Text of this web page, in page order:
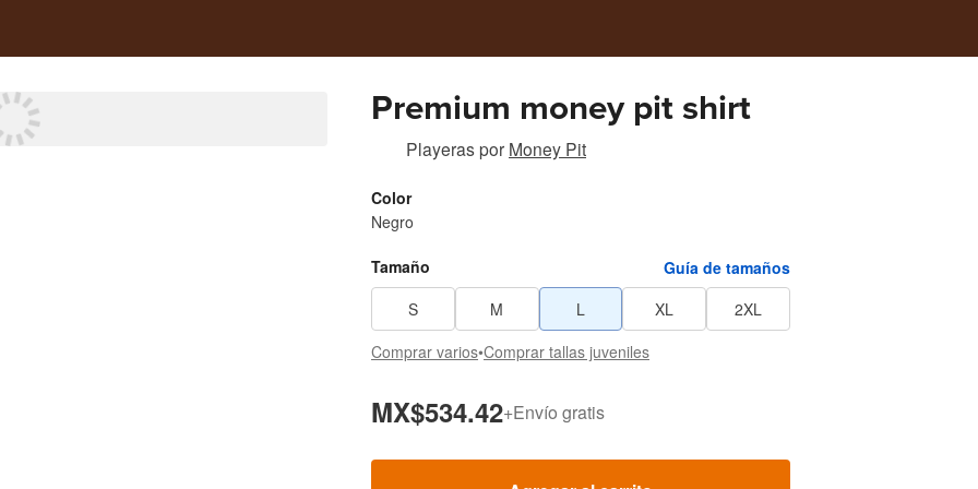
Premium money pit shirt
Playeraspor Money Pit
Color
Negro
Tamaño
Guía de tamaños
S
M L XL
2XL
Comprar varios•Comprar tallas juveniles
MX$534.42+Envío gratis